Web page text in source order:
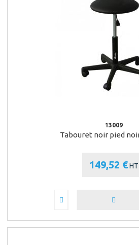
13009
Tabouret noir pied
149,52 € HT